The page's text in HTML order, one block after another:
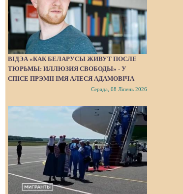
ВІДЭА «КАК БЕЛАРУСЫ ЖИВУТ ПОСЛЕ
ТЮРЬМЫ: ИЛЛЮЗИЯ СВОБОДЫ» - У
СПІСЕ ПРЭМІІ ІМЯ АЛЕСЯ АДАМОВІЧА
Серада, 08 Ліпень 2026